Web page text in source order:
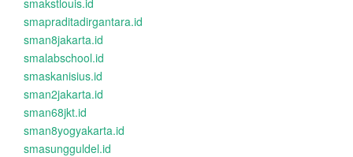
smakstlouis.id
smapraditadirgantara.id
sman8jakarta.id
smalabschool.id
smaskanisius.id
sman2jakarta.id
sman68jkt.id
sman8yogyakarta.id
smasungguldel.id